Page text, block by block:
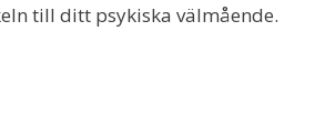
till ditt psykiska välmående.